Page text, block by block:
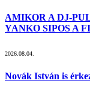
AMIKOR A DJ-
YANKO SIPOS A
2026.08.04.
Novák István is